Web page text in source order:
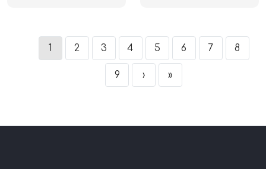
1 2 3 4 5 6 7 8
9 › »